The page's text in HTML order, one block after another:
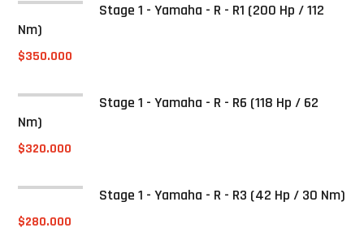
Stage 1 - Yamaha - R - R1 (200 Hp / 112
Nm)
$350.000
Stage 1 - Yamaha - R - R6 (118 Hp / 62
Nm)
$320.000
Stage 1 - Yamaha - R - R3 (42 Hp / 30 Nm)
$280.000